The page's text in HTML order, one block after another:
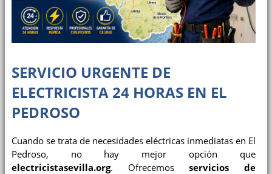
SERVICIO URGENTE DE
ELECTRICISTA 24 HORAS EN EL
PEDROSO
Cuando se trata de necesidades eléctricas inmediatas en El
Pedroso, no hay mejor opción que
electricistasevilla.org. Ofrecemosservicios de